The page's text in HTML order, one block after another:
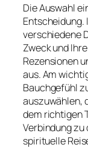
Die Auswahl
Entscheidung.
verschiedene
Zweck und
Rezensionen
aus. Am
Bauchgefühl
auszuwählen,
dem richtigen
Verbindung zu
spirituelle